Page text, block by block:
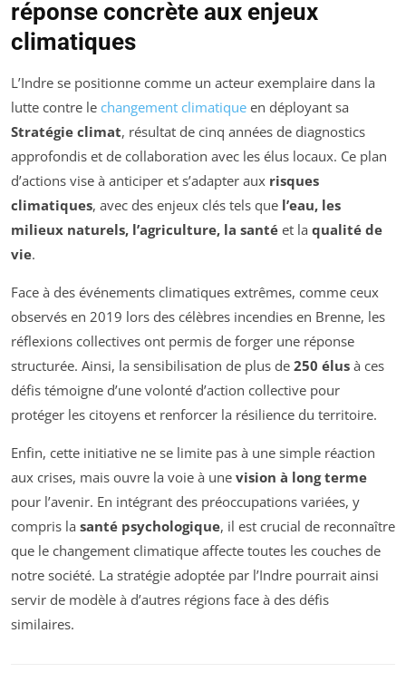
réponse concrète aux enjeux
climatiques
L’Indre se positionne comme un acteur exemplaire dans la
lutte contre le changement climatique en déployant sa
Stratégie climat, résultat de cinq années de diagnostics
approfondis et de collaboration avec les élus locaux. Ce plan
d’actions vise à anticiper et s’adapter aux risques
climatiques, avec des enjeux clés tels que l’eau, les
milieux naturels, l’agriculture, la santé et la qualité de
vie.
Face à des événements climatiques extrêmes, comme ceux
observés en 2019 lors des célèbres incendies en Brenne, les
réflexions collectives ont permis de forger une réponse
structurée. Ainsi, la sensibilisation de plus de 250 élus à ces
défis témoigne d’une volonté d’action collective pour
protéger les citoyens et renforcer la résilience du territoire.
Enfin, cette initiative ne se limite pas à une simple réaction
aux crises, mais ouvre la voie à une vision à long terme
pour l’avenir. En intégrant des préoccupations variées, y
compris la santé psychologique, il est crucial de reconnaître
que le changement climatique affecte toutes les couches de
notre société. La stratégie adoptée par l’Indre pourrait ainsi
servir de modèle à d’autres régions face à des défis
similaires.